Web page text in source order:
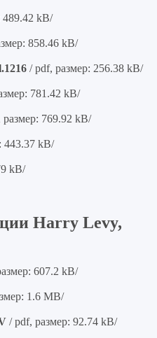
489.42 kB/
858.46 kB/
/ pdf, размер: 256.38 kB/
781.42 kB/
размер: 769.92 kB/
443.37 kB/
kB/
Harry Levy,
607.2 kB/
1.6 MB/
/ pdf, размер: 92.74 kB/